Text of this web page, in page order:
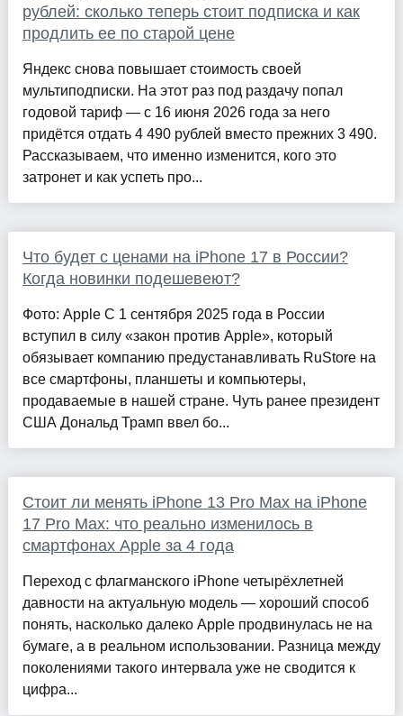
рублей: сколько теперь стоит подписка и как
продлить ее по старой цене
Яндекс снова повышает стоимость своей
мультиподписки. На этот раз под раздачу попал
годовой тариф — с 16 июня 2026 года за него
придётся отдать 4 490 рублей вместо прежних 3 490.
Рассказываем, что именно изменится, кого это
затронет и как успеть про...
Что будет с ценами на iPhone 17 в России?
Когда новинки подешевеют?
Фото: Apple С 1 сентября 2025 года в России
вступил в силу «закон против Apple», который
обязывает компанию предустанавливать RuStore на
все смартфоны, планшеты и компьютеры,
продаваемые в нашей стране. Чуть ранее президент
США Дональд Трамп ввел бо...
Стоит ли менять iPhone 13 Pro Max на iPhone
17 Pro Max: что реально изменилось в
смартфонах Apple за 4 года
Переход с флагманского iPhone четырёхлетней
давности на актуальную модель — хороший способ
понять, насколько далеко Apple продвинулась не на
бумаге, а в реальном использовании. Разница между
поколениями такого интервала уже не сводится к
цифра...